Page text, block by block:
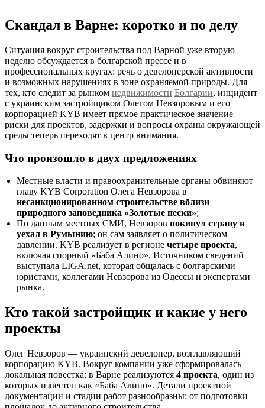
Скандал в Варне: коротко и по делу
Ситуация вокруг строительства под Варной уже вторую
неделю обсуждается в болгарской прессе и в
профессиональных кругах: речь о девелоперской активности
и возможных нарушениях в зоне охраняемой природы. Для
тех, кто следит за рынком недвижимости Болгарии, инцидент
с украинским застройщиком Олегом Невзоровым и его
корпорацией KYB имеет прямое практическое значение —
риски для проектов, задержки и вопросы охраны окружающей
среды теперь переходят в центр внимания.
Что произошло в двух предложениях
Местные власти и правоохранительные органы обвиняют
главу KYB Corporation Олега Невзорова в
несанкционированном строительстве вблизи
природного заповедника «Золотые пески»;
По данным местных СМИ, Невзоров покинул страну и
уехал в Румынию; он сам заявляет о политическом
давлении. KYB реализует в регионе четыре проекта,
включая спорный «Баба Алино». Источником сведений
выступала LIGA.net, которая общалась с болгарскими
юристами, коллегами Невзорова из Одессы и экспертами
рынка.
Кто такой застройщик и какие у него
проекты
Олег Невзоров — украинский девелопер, возглавляющий
корпорацию KYB. Вокруг компании уже сформировалась
локальная повестка: в Варне реализуются 4 проекта, один из
которых известен как «Баба Алино». Детали проектной
документации и стадии работ разнообразны: от подготовки